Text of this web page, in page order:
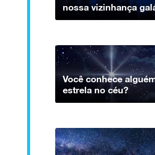
nossa vizinhança
Você conhece
estrela no céu?